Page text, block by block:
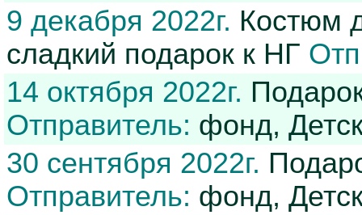
9 декабря 2022г. Костюм
сладкий подарок к НГ
14 октября 2022г.
Отправитель: фонд,
30 сентября 2022г.
Отправитель: фонд,